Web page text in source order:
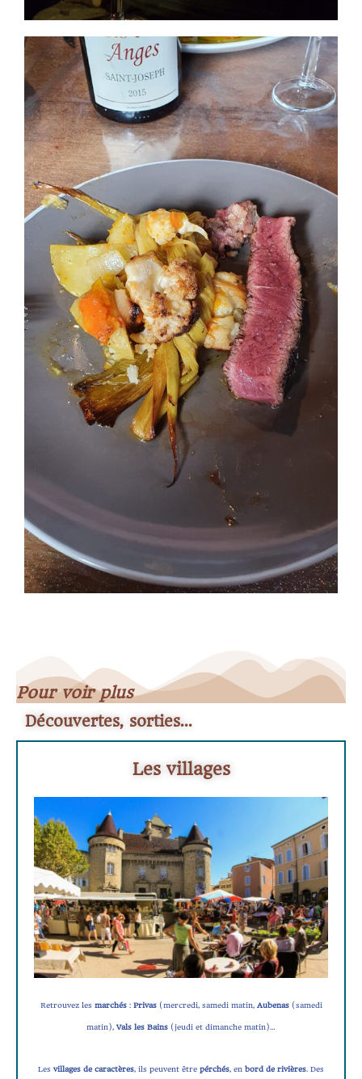
Pour voir plus
Découvertes, sorties...
Les villages
Retrouvez les marchés: Privas(mercredi, samedi matin, Aubenas(samedi
matin),Vals les Bains (jeudi et dimanche matin)…
Les villages de caractères, ils peuvent être pérchés, en bord de rivières. Des